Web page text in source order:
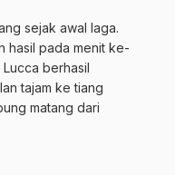
sejak awal laga.
hasil pada menit ke-
berhasil
tajam ke tiang
matang dari